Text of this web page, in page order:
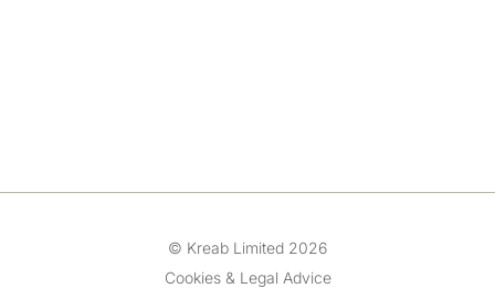
© Kreab Limited 2026
Cookies & Legal Advice